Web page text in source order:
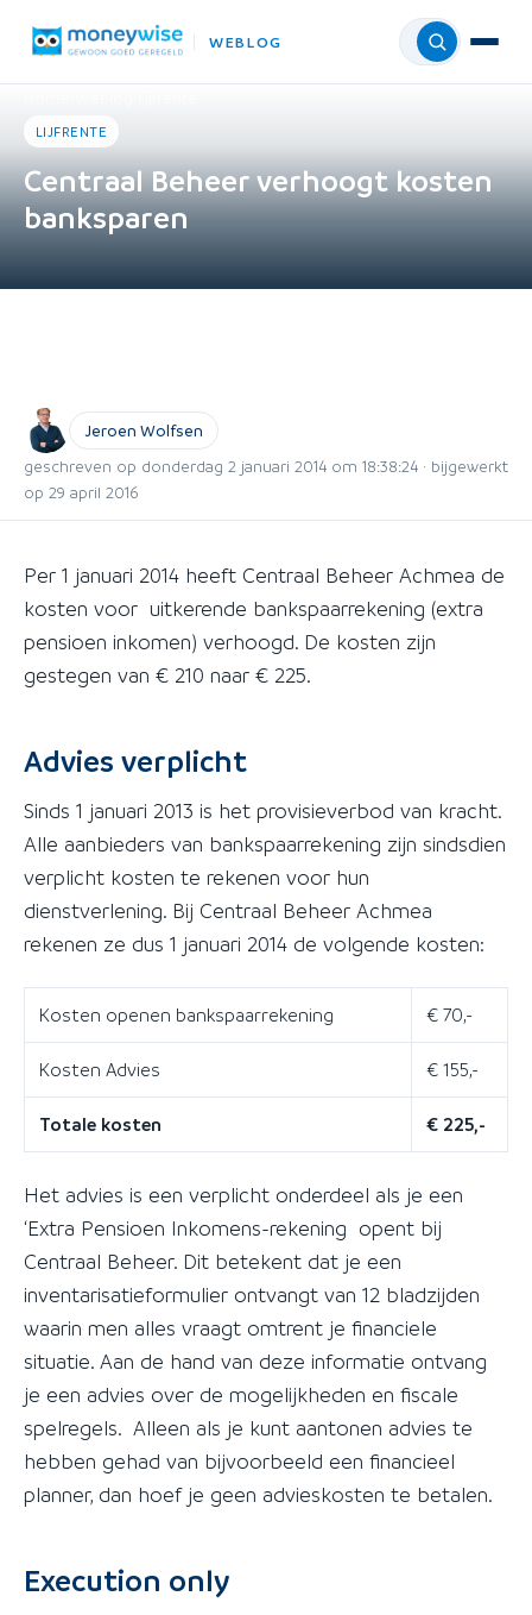
WEBLOG Menu
LIJFRENTE
Centraal Beheer verhoogt kosten
banksparen
Jeroen Wolfsen
geschreven op donderdag 2 januari 2014 om 18:38:24 · bijgewerkt
op 29 april 2016
Per 1 januari 2014 heeft Centraal Beheer Achmea de
kosten voor uitkerende bankspaarrekening (extra
pensioen inkomen) verhoogd. De kosten zijn
gestegen van € 210 naar € 225.
Advies verplicht
Sinds 1 januari 2013 is het provisieverbod van kracht.
Alle aanbieders van bankspaarrekening zijn sindsdien
verplicht kosten te rekenen voor hun
dienstverlening. Bij Centraal Beheer Achmea
rekenen ze dus 1 januari 2014 de volgende kosten:
Kosten openen bankspaarrekening € 70,-
Kosten Advies € 155,-
Totale kosten € 225,-
Het advies is een verplicht onderdeel als je een
‘Extra Pensioen Inkomens-rekening opent bij
Centraal Beheer. Dit betekent dat je een
inventarisatieformulier ontvangt van 12 bladzijden
waarin men alles vraagt omtrent je financiele
situatie. Aan de hand van deze informatie ontvang
je een advies over de mogelijkheden en fiscale
spelregels. Alleen als je kunt aantonen advies te
hebben gehad van bijvoorbeeld een financieel
planner, dan hoef je geen advieskosten te betalen.
Execution only